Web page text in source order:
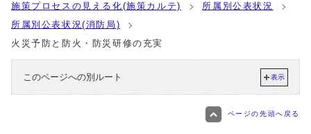
施策プロセスの見える化(施策カルテ)
所属別公表状況
所属別公表状況(消防局)
火災予防と防火・防災研修の充実
このページへの別ルート 表示
ページの先頭へ戻る